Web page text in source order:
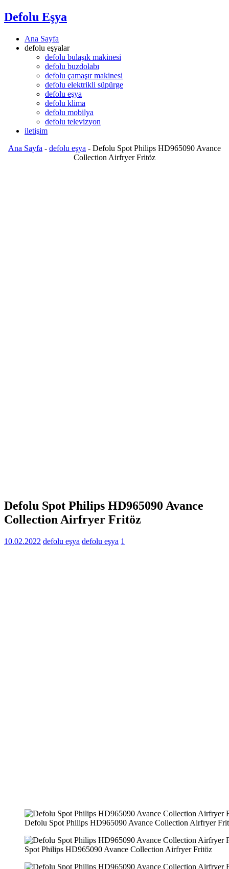
Defolu Eşya
Ana Sayfa
defolu eşyalar
defolu bulaşık makinesi
defolu buzdolabı
defolu çamaşır makinesi
defolu elektrikli süpürge
defolu eşya
defolu klima
defolu mobilya
defolu televizyon
iletişim
Ana Sayfa - defolu eşya - Defolu Spot Philips HD965090 Avance
Collection Airfryer Fritöz
Defolu Spot Philips HD965090 Avance
Collection Airfryer Fritöz
10.02.2022 defolu eşya defolu eşya 1
Defolu Spot Philips HD965090 Avance Collection Airfryer
Spot Philips HD965090 Avance Collection Airfryer Fritöz